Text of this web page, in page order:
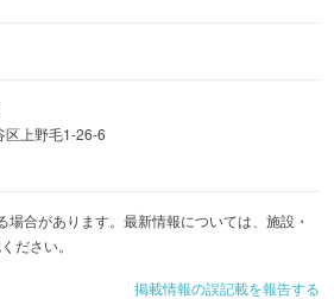
区上野毛1-26-6
合があります。最新情報については、施設・
ださい。
掲載情報の誤記載を報告する